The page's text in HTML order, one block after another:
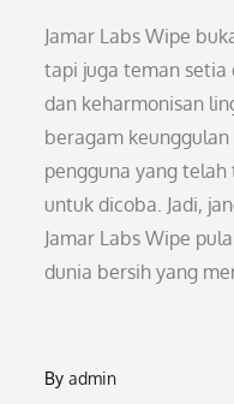
Jamar Labs Wipe
tapi juga teman setia
dan keharmonisan
beragam
pengguna yang
untuk dicoba. Jadi,
Jamar Labs Wipe
dunia bersih yang
Byadmin